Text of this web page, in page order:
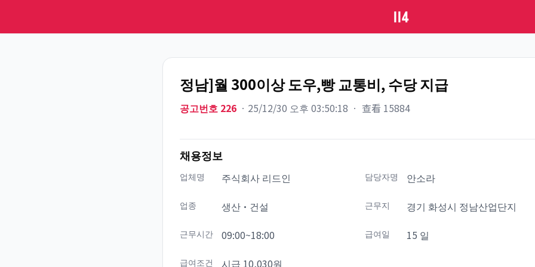
정남]월 300이상 도우,빵 교통비, 수당 지급
공고번호 226 ㆍ 25/12/30 오후 03:50:18 ㆍ 查看 15884
채용정보
업체명 주식회사 리드인 담당자명 안소라
업종 생산·건설 근무지 경기 화성시 정남산업단지
근무시간 09:00~18:00 급여일 15 일
급여조건 시급 10,030원